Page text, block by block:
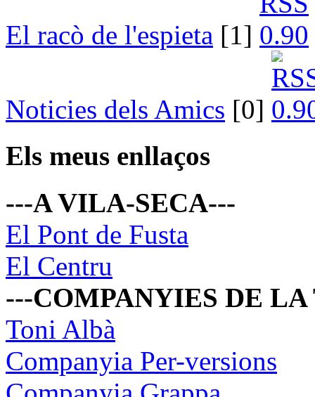
El racò de l'espieta [1]
Noticies dels Amics [0]
Els meus enllaços
---A VILA-SECA---
El Pont de Fusta
El Centru
---COMPANYIES DE
Toni Albà
Companyia Per-versions